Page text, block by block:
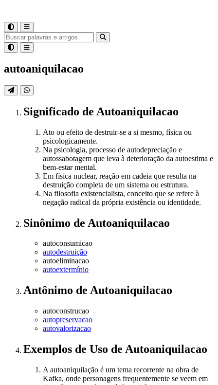
autoaniquilacao
Significado de Autoaniquilacao
Ato ou efeito de destruir-se a si mesmo, física ou
psicologicamente.
Na psicologia, processo de autodepreciação e
autossabotagem que leva à deterioração da autoestima e
bem-estar mental.
Em física nuclear, reação em cadeia que resulta na
destruição completa de um sistema ou estrutura.
Na filosofia existencialista, conceito que se refere à
negação radical da própria existência ou identidade.
Sinônimo de Autoaniquilacao
autoconsumicao
autodestruição
autoeliminacao
autoextermínio
Antônimo de Autoaniquilacao
autoconstrucao
autopreservacao
autovalorizacao
Exemplos de Uso de Autoaniquilacao
A autoaniquilação é um tema recorrente na obra de
Kafka, onde personagens frequentemente se veem em